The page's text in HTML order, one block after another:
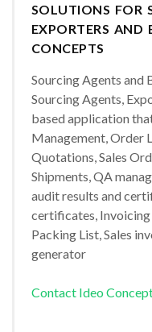
SOLUTIONS FOR
EXPORTERS AND
CONCEPTS
Sourcing Agents and
Sourcing Agents,
based application
Management, Order
Quotations, Sales
Shipments, QA
audit results and
certificates, Invoicing
Packing List, Sales
generator
Contact Ideo